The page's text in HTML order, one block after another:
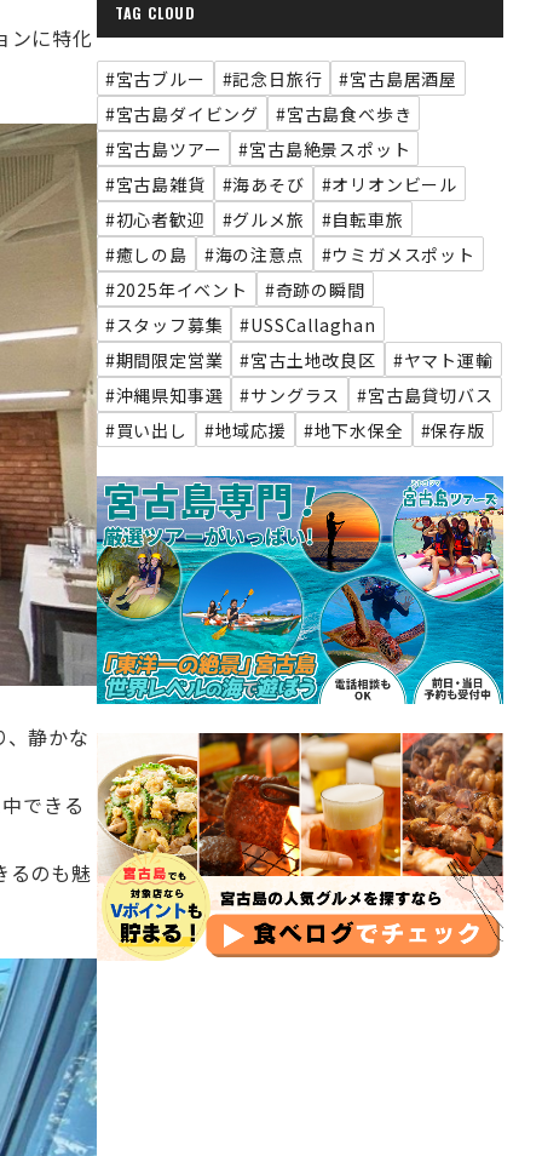
ンに特化
静かな
できる
るのも魅
TAG CLOUD
#宮古ブルー #記念日旅行
#宮古島居酒屋
#宮古島ダイビング
#宮古島食べ歩き
#宮古島ツアー
#宮古島絶景スポット
#宮古島雑貨
#海あそび
#オリオンビール
#初心者歓迎
#グルメ旅
#自転車旅
#癒しの島
#海の注意点
#ウミガメスポット
#2025年イベント
#奇跡の瞬間
#スタッフ募集
#USSCallaghan
#期間限定営業
#宮古土地改良区
#ヤマト運輸
#沖縄県知事選
#サングラス
#宮古島貸切バス
#買い出し
#地域応援 #地下水保全 #保存版